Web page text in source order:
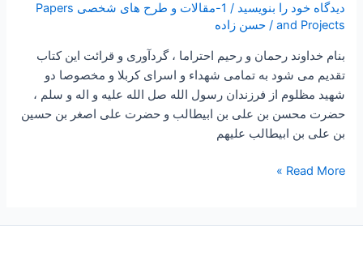
دیدگاه‌ خود را بنویسید /
1-مقالات و طرح های شخصی Papers
and Projects
/حسن زاده
بنام خداوند رحمان و رحیم احتراما ، گردآوری و قرائت این کتاب
تقدیم می شود به تمامی شهداء و اسرای کربلا و مخصوصا دو
شهید مظلوم از فرزندان رسول الله صل الله علیه و اله و سلم ،
حضرت محسن بن علی بن ابیطالب و حضرت علی اصغر بن حسین
بن علی بن ابیطالب علیهم
Read More »